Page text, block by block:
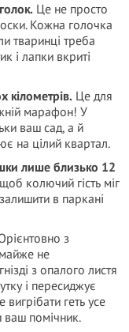
Це не просто
Кожна голочка
тваринці треба
і лапки вкриті
кілометрів. Це для
марафон! У
ваш сад, а й
на цілий квартал.
лише близько 12
колючий гість міг
в паркані
з
не
з опалого листя
і пересиджує
геть усе
ваш помічник.